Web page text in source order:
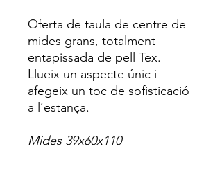
Oferta de taula de centre de
mides grans, totalment
entapissada de pell Tex.
Llueix un aspecte únic i
afegeix un toc de sofisticació
a l’estança.
Mides 39x60x110